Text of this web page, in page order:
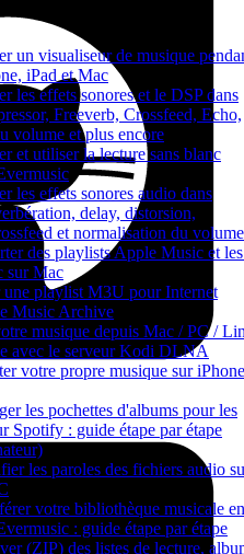
un visualiseur de musique
iPad et Mac
les effets sonores et le DSP dans
Freeverb, Crossfeed, Echo,
volume et plus encore
et utiliser la lecture sans blanc
les effets sonores audio dans
delay, distorsion,
et normalisation du volume
des playlists Apple Music et
sur Mac
une playlist M3U pour Internet
Music Archive
musique depuis Mac / PC /
avec le serveur Kodi DLNA
votre propre musique sur iPhone
les pochettes d'albums pour les
Spotify : guide étape par étape
les paroles des fichiers audio
votre bibliothèque musicale
: guide étape par étape
(ZIP) des listes de lecture,